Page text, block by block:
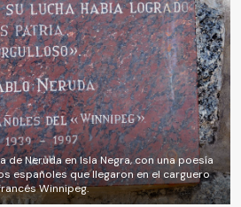
de Neruda en Isla Negra, con una poesía
españoles que llegaron en el carguero
Winnipeg.